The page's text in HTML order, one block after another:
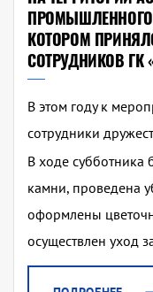
ПРОМЫШЛЕННОГО
КОТОРОМ
СОТРУДНИКОВ ГК
В этом году к
сотрудники
В ходе
камни, проведена
оформлены
осуществлен уход